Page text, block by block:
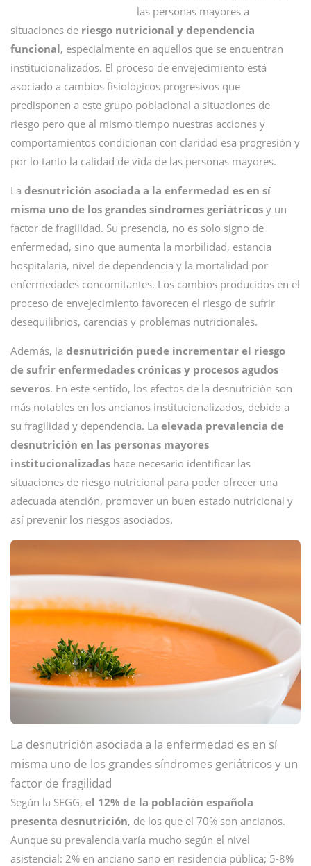
las personas mayores a
situaciones de riesgo nutricional y dependencia
funcional, especialmente en aquellos que se encuentran
institucionalizados. El proceso de envejecimiento está
asociado a cambios fisiológicos progresivos que
predisponen a este grupo poblacional a situaciones de
riesgo pero que al mismo tiempo nuestras acciones y
comportamientos condicionan con claridad esa progresión y
por lo tanto la calidad de vida de las personas mayores.
La desnutrición asociada a la enfermedad es en sí
misma uno de los grandes síndromes geriátricos y un
factor de fragilidad. Su presencia, no es solo signo de
enfermedad, sino que aumenta la morbilidad, estancia
hospitalaria, nivel de dependencia y la mortalidad por
enfermedades concomitantes. Los cambios producidos en el
proceso de envejecimiento favorecen el riesgo de sufrir
desequilibrios, carencias y problemas nutricionales.
Además, la desnutrición puede incrementar el riesgo
de sufrir enfermedades crónicas y procesos agudos
severos. En este sentido, los efectos de la desnutrición son
más notables en los ancianos institucionalizados, debido a
su fragilidad y dependencia. La elevada prevalencia de
desnutrición en las personas mayores
institucionalizadas hace necesario identificar las
situaciones de riesgo nutricional para poder ofrecer una
adecuada atención, promover un buen estado nutricional y
así prevenir los riesgos asociados.
La desnutrición asociada a la enfermedad es en sí
misma uno de los grandes síndromes geriátricos y un
factor de fragilidad
Según la SEGG, el 12% de la población española
presenta desnutrición, de los que el 70% son ancianos.
Aunque su prevalencia varía mucho según el nivel
asistencial: 2% en anciano sano en residencia pública; 5-8%